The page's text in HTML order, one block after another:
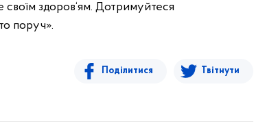
здоров‘ям. Дотримуйтеся
поруч».
Поділитися Твітнути